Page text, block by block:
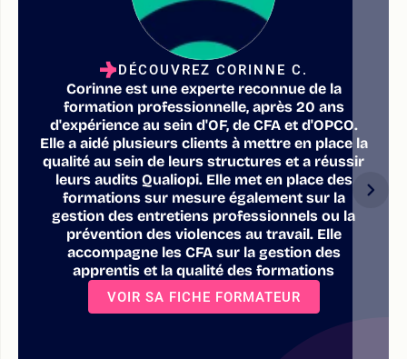
DÉCOUVREZ CORINNE C.
Corinne est une experte reconnue de la
formation professionnelle, après 20 ans
d'expérience au sein d'OF, de CFA et d'OPCO.
Elle a aidé plusieurs clients à mettre en place la
qualité au sein de leurs structures et a réussir
leurs audits Qualiopi. Elle met en place des
formations sur mesure également sur la
gestion des entretiens professionnels ou la
prévention des violences au travail. Elle
accompagne les CFA sur la gestion des
apprentis et la qualité des formations
VOIR SA FICHE FORMATEUR